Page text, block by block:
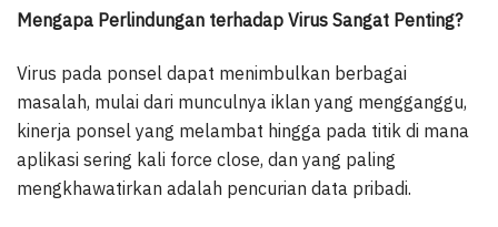
Mengapa Perlindungan terhadap Virus Sangat Penting?
Virus pada ponsel dapat menimbulkan berbagai
masalah, mulai dari munculnya iklan yang mengganggu,
kinerja ponsel yang melambat hingga pada titik di mana
aplikasi sering kali force close, dan yang paling
mengkhawatirkan adalah pencurian data pribadi.